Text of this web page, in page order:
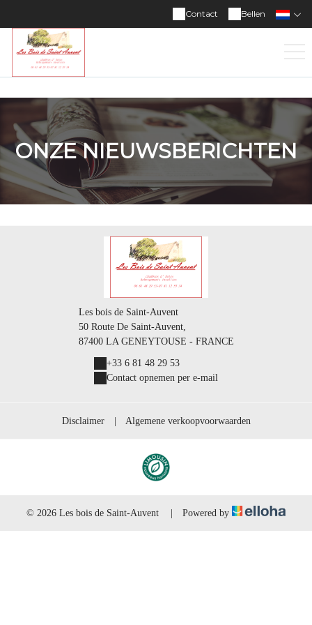
Bellen
Contact
ONZE NIEUWSBERICHTEN
Les bois de Saint-Auvent
50 Route De Saint-Auvent,
87400 LA GENEYTOUSE - FRANCE
+33 6 81 48 29 53
Contact opnemen per e-mail
Disclaimer Algemene verkoopvoorwaarden
© 2026 Les bois de Saint-Auvent Powered by